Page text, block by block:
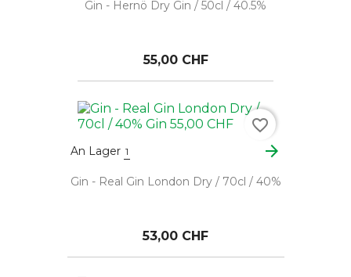
Gin - Hernö Dry Gin / 50cl / 40.5%
55,00 CHF
An Lager 1 arrow_forward
Gin - Real Gin London Dry / 70cl / 40%
53,00 CHF
favorite_border